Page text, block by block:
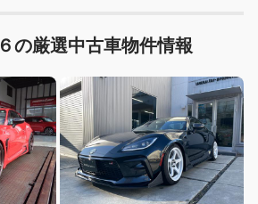
の厳選中古車物件情報